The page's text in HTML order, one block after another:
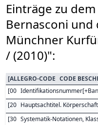
Einträge zu
Bernasconi und
Münchner
/ (2010)":
[ALLEGRO-CODE CODE
[00
[20 Hauptsachtitel.
[30 Systematik-Notationen,